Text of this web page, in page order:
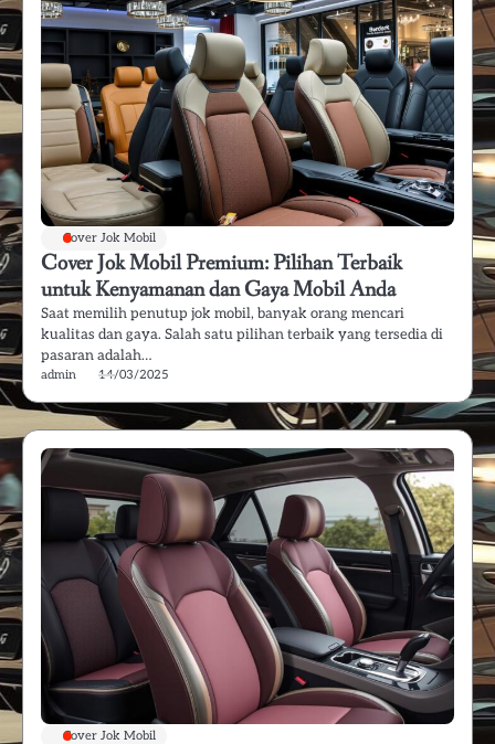
Cover Jok Mobil
Cover Jok Mobil Premium: Pilihan Terbaik
untuk Kenyamanan dan Gaya Mobil Anda
Saat memilih penutup jok mobil, banyak orang mencari
kualitas dan gaya. Salah satu pilihan terbaik yang tersedia di
pasaran adalah…
admin 14/03/2025
Cover Jok Mobil